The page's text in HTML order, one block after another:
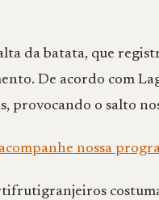
da batata, que
De acordo com
provocando o salto
nossa